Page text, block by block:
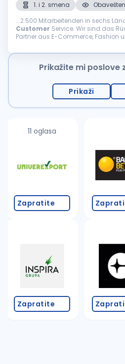
1. i 2. smena
...2.500 Mitarbeitenden in sechs
Customer Service. Wir sind das
Partner aus E-Commerce, Fashion
Innovation und...
Prikažite mi poslove
Prikaži
11 oglasa
Zapratite
Zapratite